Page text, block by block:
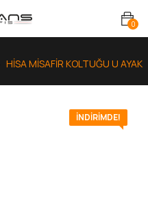
0
HİSA MİSAFİR KOLTUĞU U AYAK
İNDIRIMDE!